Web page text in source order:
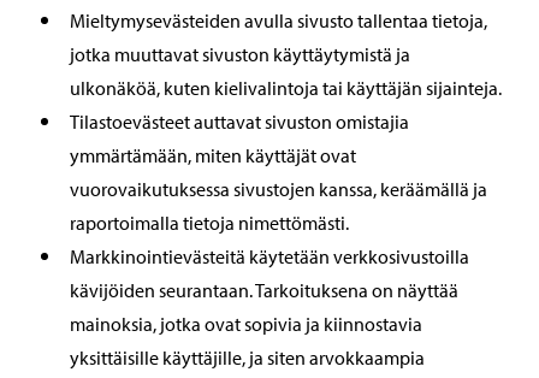
Mieltymysevästeiden avulla sivusto tallentaa tietoja,
jotka muuttavat sivuston käyttäytymistä ja
ulkonäköä, kuten kielivalintoja tai käyttäjän sijainteja.
Tilastoevästeet auttavat sivuston omistajia
ymmärtämään, miten käyttäjät ovat
vuorovaikutuksessa sivustojen kanssa, keräämällä ja
raportoimalla tietoja nimettömästi.
Markkinointievästeitä käytetään verkkosivustoilla
kävijöiden seurantaan. Tarkoituksena on näyttää
mainoksia, jotka ovat sopivia ja kiinnostavia
yksittäisille käyttäjille, ja siten arvokkaampia